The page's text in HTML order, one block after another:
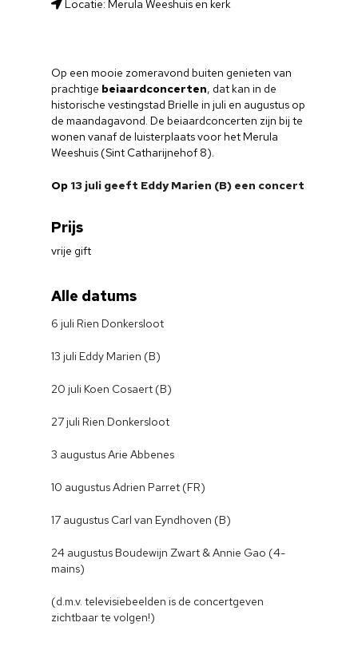
Op een mooie zomeravond buiten genieten van
prachtige beiaardconcerten, dat kan in de
historische vestingstad Brielle in juli en augustus op
de maandagavond. De beiaardconcerten zijn bij te
wonen vanaf de luisterplaats voor het Merula
Weeshuis (Sint Catharijnehof 8).
Op 13 juli geeft Eddy Marien (B) een concert
Prijs
vrije gift
Alle datums
6 juli Rien Donkersloot
13 juli Eddy Marien (B)
20 juli Koen Cosaert (B)
27 juli Rien Donkersloot
3 augustus Arie Abbenes
10 augustus Adrien Parret (FR)
17 augustus Carl van Eyndhoven (B)
24 augustus Boudewijn Zwart & Annie Gao (4-
mains)
(d.m.v. televisiebeelden is de concertgeven
zichtbaar te volgen!)
Locatie: Merula Weeshuis en kerk